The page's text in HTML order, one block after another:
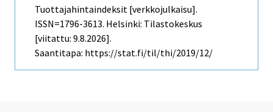
Tuottajahintaindeksit [verkkojulkaisu].
ISSN=1796-3613. Helsinki: Tilastokeskus
[viitattu: 9.8.2026].
Saantitapa: https://stat.fi/til/thi/2019/12/